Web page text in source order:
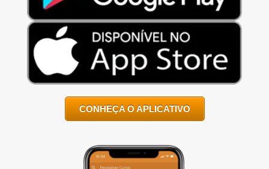
CONHEÇA O APLICATIVO